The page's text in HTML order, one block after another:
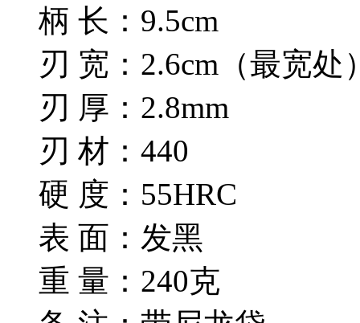
柄 长：9.5cm
刃 宽：2.6cm（最宽处
刃 厚：2.8mm
刃 材：440
硬 度：55HRC
表 面：发黑
重 量：240克